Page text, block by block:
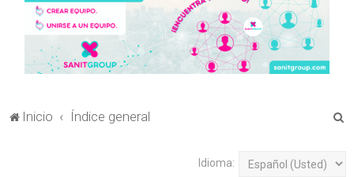
Inicio Índice general
Idioma: